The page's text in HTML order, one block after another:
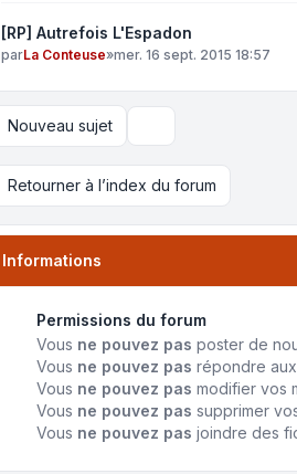
[RP] Autrefois L'Espadon
parLa Conteuse»mer. 16 sept. 2015 18:57
Nouveau sujet
Retourner à l’index du forum
Informations
Permissions du forum
Vous ne pouvez pas poster de
Vous ne pouvez pas répondre
Vous ne pouvez pas modifier vos
Vous ne pouvez pas supprimer
Vous ne pouvez pas joindre des